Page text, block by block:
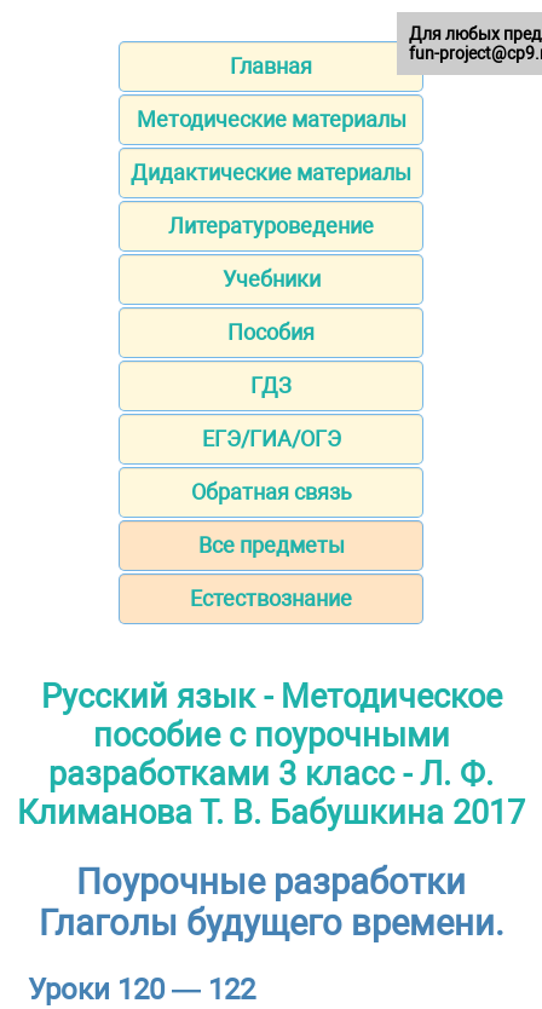
Главная
Методические материалы
Дидактические материалы
Литературоведение
Учебники
Пособия
ГДЗ
ЕГЭ/ГИА/ОГЭ
Обратная связь
Все предметы
Естествознание
Русский язык - Методическое
пособие с поурочными
разработками 3 класс - Л. Ф.
Климанова Т. В. Бабушкина 2017
Поурочные разработки
Глаголы будущего времени.
Уроки 120 — 122
Для любых
fun-